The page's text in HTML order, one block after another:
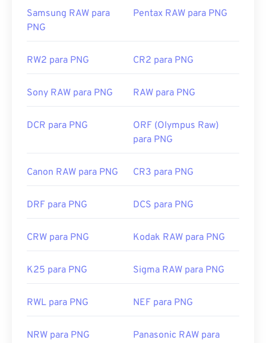
https://en.wikipedia.org/wiki/BMP_file_format
um fundo transparente.
Desenvolvido por:
PNG Development Group
Links úteis:
Use nossoSeletor de Cores para escolher cores de
Samsung RAW para
PNG
Pentax RAW para PNG
RW2 para PNG CR2 para PNG
Sony RAW para PNG RAW para PNG
DCR para PNG
ORF (Olympus Raw)
para PNG
Canon RAW para PNG CR3 para PNG
DRF para PNG DCS para PNG
CRW para PNG Kodak RAW para PNG
K25 para PNG Sigma RAW para PNG
RWL para PNG NEF para PNG
NRW para PNG
Panasonic RAW para